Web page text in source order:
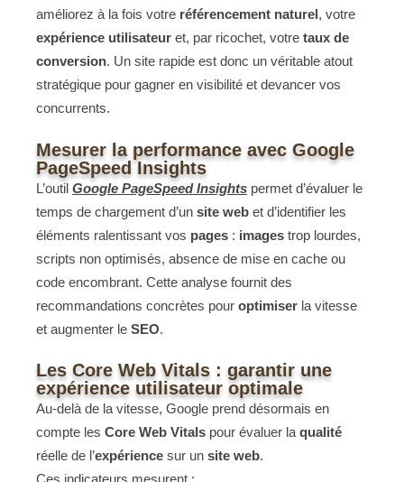
améliorez à la fois votre référencement naturel, votre
expérience utilisateur et, par ricochet, votre taux de
conversion. Un site rapide est donc un véritable atout
stratégique pour gagner en visibilité et devancer vos
concurrents.
Mesurer la performance avec Google
PageSpeed Insights
L’outil Google PageSpeed Insights permet d’évaluer le
temps de chargement d’un site web et d’identifier les
éléments ralentissant vos pages : images trop lourdes,
scripts non optimisés, absence de mise en cache ou
code encombrant. Cette analyse fournit des
recommandations concrètes pour optimiser la vitesse
et augmenter le SEO.
Les Core Web Vitals : garantir une
expérience utilisateur optimale
Au-delà de la vitesse, Google prend désormais en
compte les Core Web Vitals pour évaluer laqualité
réelle de l’expérience sur un site web.